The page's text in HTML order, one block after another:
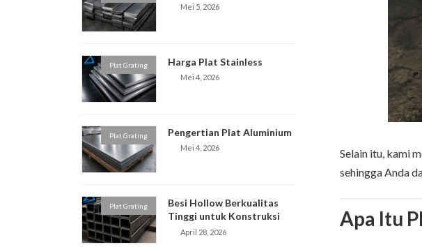
Selain itu, kami
sehingga Anda
Apa Itu
Mei 5, 2026
Plat Grating Harga Plat Stainless
Mei 4, 2026
Plat Grating Pengertian Plat Aluminium
Mei 4, 2026
Plat Grating
Besi Hollow Berkualitas
Tinggi untuk Konstruksi
April 28, 2026